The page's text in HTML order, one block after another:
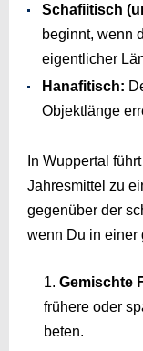
Schafiitisch
beginnt, wenn
eigentlicher
Hanafitisch:
Objektlänge
In Wuppertal
Jahresmittel zu
gegenüber der
wenn Du in einer
Gemischte
frühere oder
beten.